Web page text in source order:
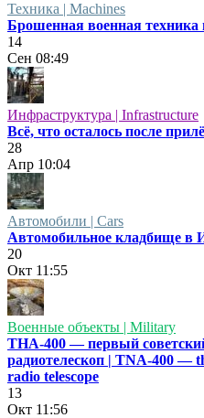
Техника | Machines
Брошенная военная техника
14
Сен 08:49
Инфраструктура | Infrastructure
Всё, что осталось после
28
Апр 10:04
Автомобили | Cars
Автомобильное кладбище в
20
Окт 11:55
Военные объекты | Military
ТНА-400 — первый
радиотелескоп | TNA-400 —
radio telescope
13
Окт 11:56